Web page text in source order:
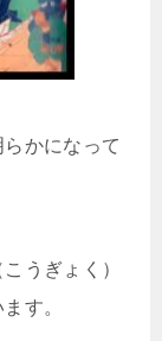
かになって
うぎょく）
す。